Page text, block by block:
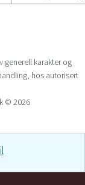
generell karakter og
hos autorisert
© 2026